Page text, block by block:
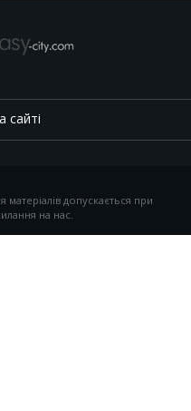
сайті
допускається при
на нас.